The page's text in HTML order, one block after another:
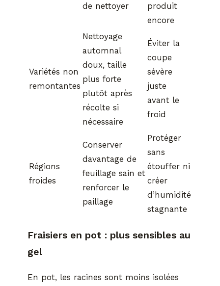
de nettoyer
produit
encore
Variétés non
remontantes
Nettoyage
automnal
doux, taille
plus forte
plutôt après
récolte si
nécessaire
Éviter la
coupe
sévère
juste
avant le
froid
Régions
froides
Conserver
davantage de
feuillage sain et
renforcer le
paillage
Protéger
sans
étouffer ni
créer
d’humidité
stagnante
Fraisiers en pot : plus sensibles au
gel
En pot, les racines sont moins isolées